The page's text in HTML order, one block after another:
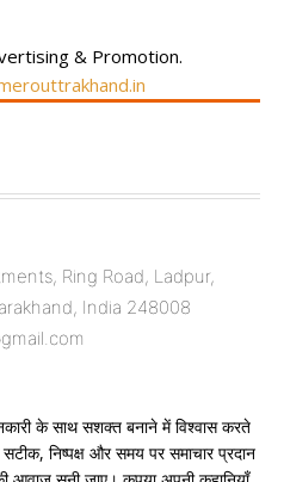
& Promotion.
Ring Road, Ladpur,
India 248008
के साथ सशक्त बनाने में विश्वास करते
निष्पक्ष और समय पर समाचार प्रदान